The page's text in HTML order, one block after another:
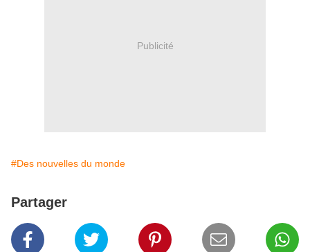
Publicité
#Des nouvelles du monde
Partager